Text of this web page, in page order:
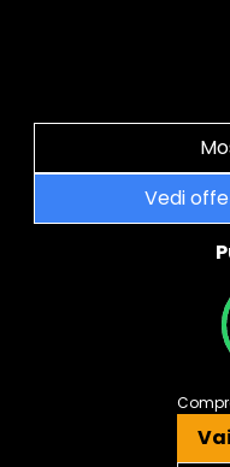
Vedi